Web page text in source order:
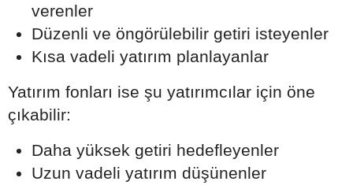
verenler
Düzenli ve öngörülebilir getiri isteyenler
Kısa vadeli yatırım planlayanlar
Yatırım fonları ise şu yatırımcılar için öne
çıkabilir:
Daha yüksek getiri hedefleyenler
Uzun vadeli yatırım düşünenler